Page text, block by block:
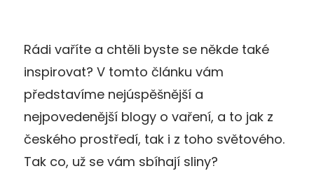
Rádi vaříte a chtěli byste se někde také
inspirovat? V tomto článku vám
představíme nejúspěšnější a
nejpovedenější blogy o vaření, a to jak z
českého prostředí, tak i z toho světového.
Tak co, už se vám sbíhají sliny?